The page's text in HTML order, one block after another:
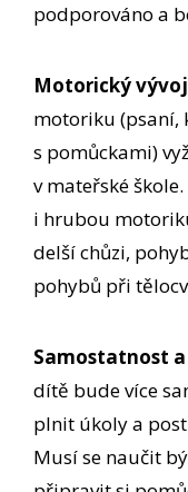
podporováno a
Motorický
motoriku (psaní,
s pomůckami)
v mateřské
i hrubou
delší chůzi,
pohybů při
Samostatnost
dítě bude více
plnit úkoly a
Musí se naučit